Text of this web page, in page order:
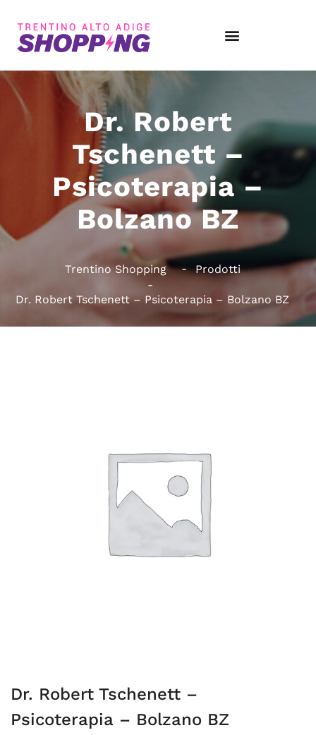
Dr. Robert
Tschenett –
Psicoterapia –
Bolzano BZ
Trentino Shopping Prodotti
Dr. Robert Tschenett – Psicoterapia – Bolzano BZ
Dr. Robert Tschenett –
Psicoterapia – Bolzano BZ